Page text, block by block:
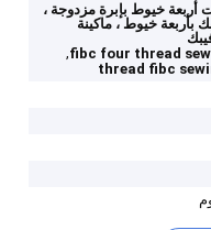
أربعة خيوط بإبرة مزدوجة ،
بأربعة خيوط ، ماكينة
fibc four thread
,